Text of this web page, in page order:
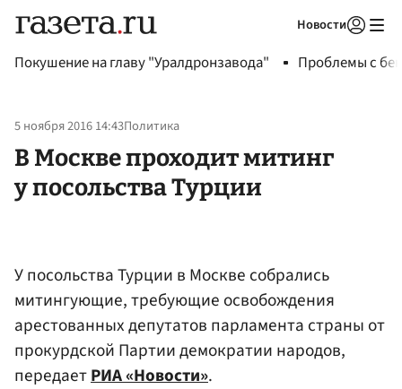
Новости
Покушение на главу "Уралдронзавода" Проблемы с
5 ноября 2016 14:43Политика
В Москве проходит митинг
у посольства Турции
У посольства Турции в Москве собрались
митингующие, требующие освобождения
арестованных депутатов парламента страны от
прокурдской Партии демократии народов,
передаетРИА «Новости».